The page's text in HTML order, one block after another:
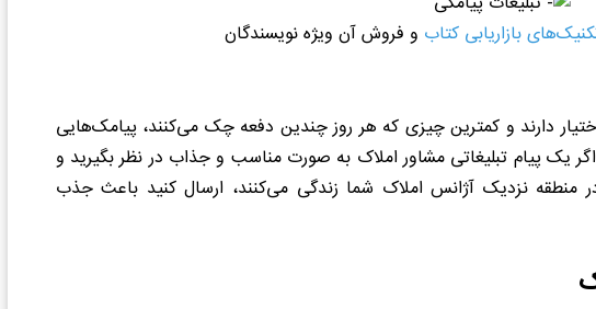
بازاریابی کتاب و فروش آن ویژه نویسندگان
دارند و کمترین چیزی که هر روز چندین دفعه چک می‌کنند، پیامک‌هایی
یک پیام تبلیغاتی مشاور املاک به صورت مناسب و جذاب در نظر بگیرید و
نزدیک آژانس املاک شما زندگی می‌کنند، ارسال کنید باعث جذب